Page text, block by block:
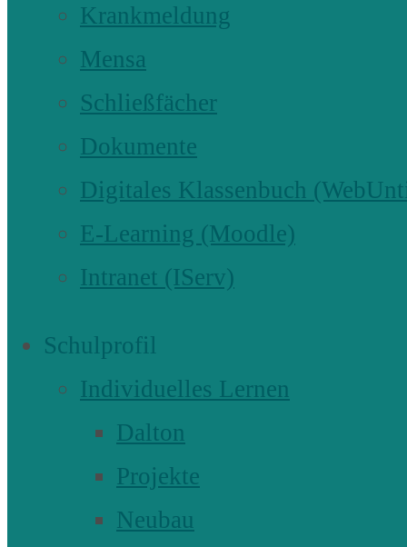
Krankmeldung
Mensa
Schließfächer
Dokumente
Digitales Klassenbuch
E-Learning (Moodle)
Intranet (IServ)
Schulprofil
Individuelles Lernen
Dalton
Projekte
Neubau